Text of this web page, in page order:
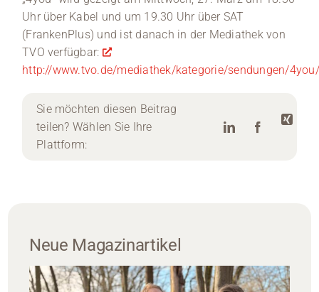
Uhr über Kabel und um 19.30 Uhr über SAT
(FrankenPlus) und ist danach in der Mediathek von
TVO verfügbar:
http://www.tvo.de/mediathek/kategorie/sendungen/4you/
Sie möchten diesen Beitrag
teilen? Wählen Sie Ihre
Plattform:
Neue Magazinartikel